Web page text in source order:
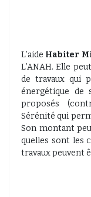
L’aide Habiter
L’ANAH. Elle
de travaux qui
énergétique
proposés
Sérénité qui
Son montant
quelles sont les
travaux peuvent